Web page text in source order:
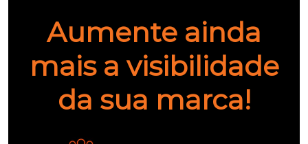
Aumente ainda
mais a visibilidade
da sua marca!